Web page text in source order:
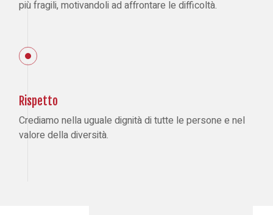
più fragili, motivandoli ad affrontare le difficoltà.
Rispetto
Crediamo nella uguale dignità di tutte le persone e nel
valore della diversità.